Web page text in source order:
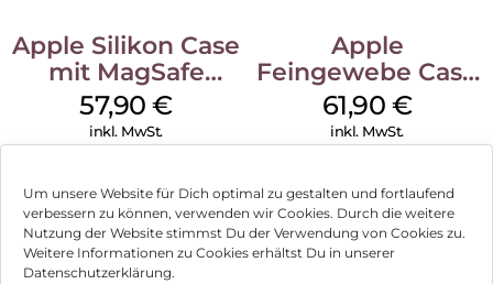
Um unsere Website für Dich optimal zu gestalten und fortlaufend
verbessern zu können, verwenden wir Cookies. Durch die weitere
Nutzung der Website stimmst Du der Verwendung von Cookies zu.
Weitere Informationen zu Cookies erhältst Du in unserer
Datenschutzerklärung.
Apple Silikon Case
mit MagSafe
iPhone 14 Pro
(PRODUCT)RED
57,90€
inkl. MwSt.
Apple
Feingewebe Case
iPhone 15 Pro
MagSafe Schwarz
61,90 €
inkl. MwSt.
Impressum